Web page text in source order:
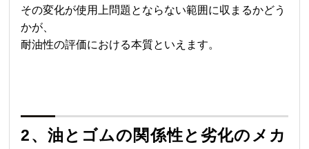
その変化が使用上問題とならない範囲に収まるかどう
かが、
耐油性の評価における本質といえます。
2、油とゴムの関係性と劣化のメカ